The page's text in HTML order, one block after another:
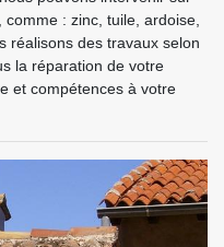
: zinc, tuile, ardoise,
réalisons des travaux selon
la réparation de votre
et compétences à votre